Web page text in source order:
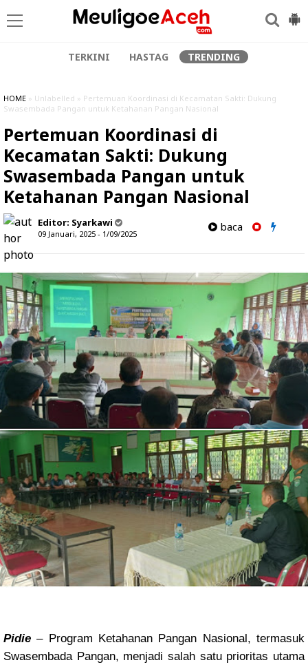
TERKINI HASTAG TRENDING
HOME » Unlabelled » Pertemuan Koordinasi di Kecamatan Sakti: Dukung
Swasembada Pangan untuk Ketahanan Pangan Nasional
Pertemuan Koordinasi di
Kecamatan Sakti: Dukung
Swasembada Pangan untuk
Ketahanan Pangan Nasional
Editor: Syarkawi
09 Januari, 2025 - 1/09/2025
baca
Pidie – Program Ketahanan Pangan Nasional, termasuk
Swasembada Pangan, menjadi salah satu prioritas utama